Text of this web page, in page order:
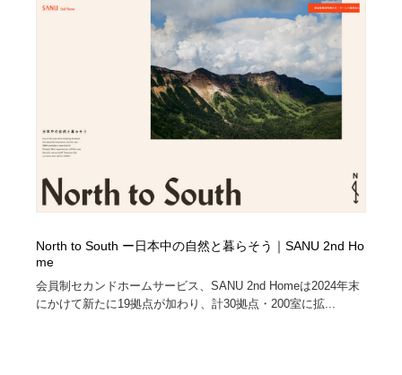
North to South ー日本中の自然と暮らそう｜SANU 2nd Ho
me
会員制セカンドホームサービス、SANU 2nd Homeは2024年末
にかけて新たに19拠点が加わり、計30拠点・200室に拡...